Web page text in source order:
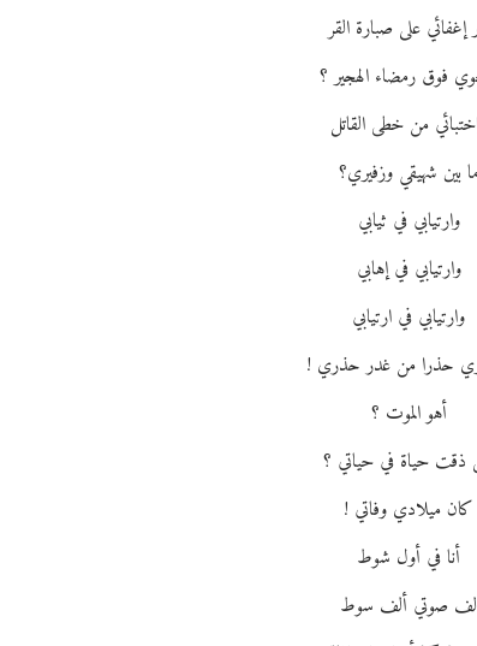
إغفائي على صبارة القر
فوق رمضاء الهجير ؟
من خطى القاتل
بين شهيقي وزفيري؟
وارتيابي في ثيابي
وارتيابي في إهابي
وارتيابي في ارتيابي
حذرا من غدر حذري !
أهو الموت ؟
ذقت حياة في حياتي ؟
كان ميلادي وفاتي !
أنا في أول شوط
لف صوتي ألف سوط